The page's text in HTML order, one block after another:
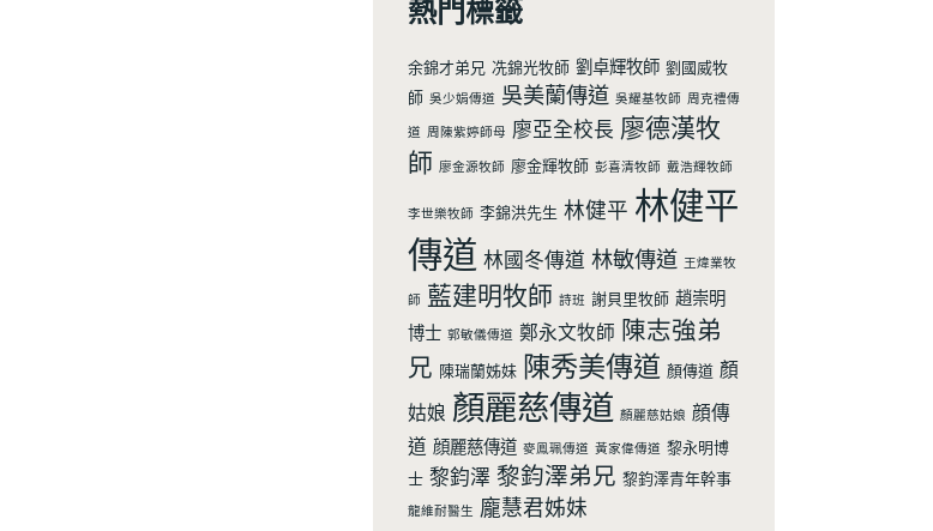
熱門標籤
余錦才弟兄 冼錦光牧師 劉卓輝牧師 劉國威牧
師 吳少娟傳道 吳美蘭傳道 吳耀基牧師 周克禮傳
道 周陳紫婷師母 廖亞全校長 廖德漢牧
師 廖金源牧師 廖金輝牧師 彭喜清牧師 戴浩輝牧師
李世樂牧師 李錦洪先生 林健平 林健平
傳道 林國冬傳道 林敏傳道 王煒業牧
師 藍建明牧師 詩班 謝貝里牧師 趙崇明
博士 郭敏儀傳道 鄭永文牧師 陳志強弟
兄 陳瑞蘭姊妹 陳秀美傳道 顏傳道 顏
姑娘 顏麗慈傳道 顏麗慈姑娘 顔傳
道 顔麗慈傳道 麥鳯珮傳道 黃家偉傳道 黎永明博
士 黎鈞澤 黎鈞澤弟兄 黎鈞澤青年幹事
龍維耐醫生 龐慧君姊妹